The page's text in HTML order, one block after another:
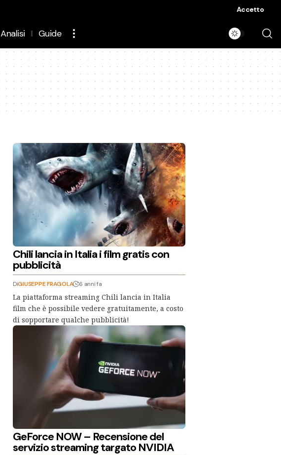
Accetto
Analisi Guide
Chili lancia in Italia i film gratis con
pubblicità
DiGIUSEPPE FRAGOLA 6 anni fa
La piattaforma streaming Chili lancia in Italia
film che è possibile vedere gratuitamente, a costo
di sopportare qualche pubblicità!
GeForce NOW – Recensione del
servizio streaming targato NVIDIA